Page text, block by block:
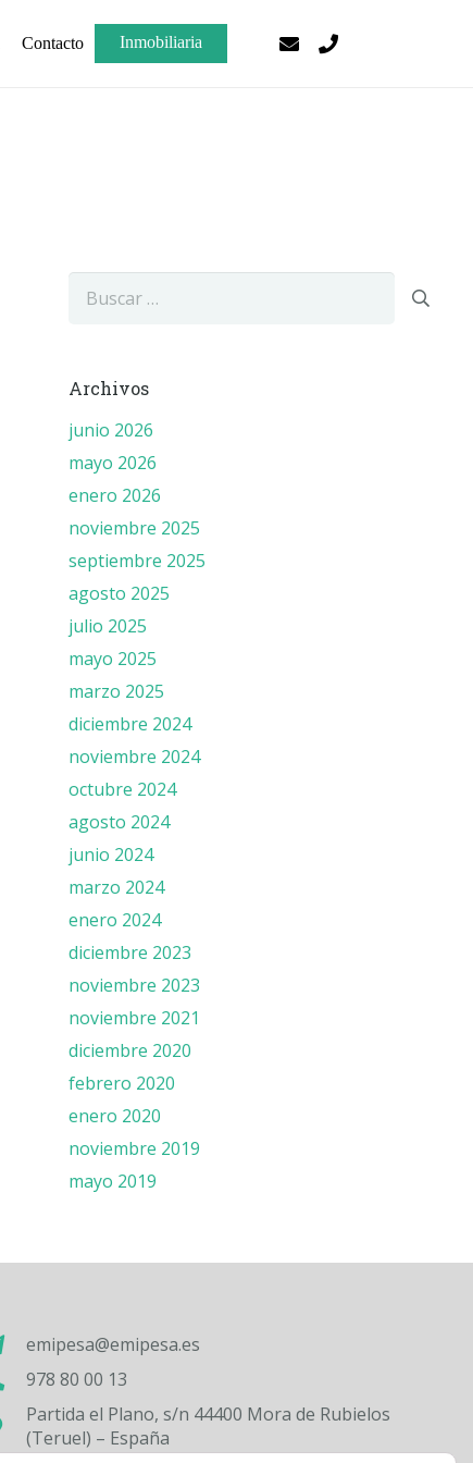
Contacto Inmobiliaria
Archivos
junio 2026
mayo 2026
enero 2026
noviembre 2025
septiembre 2025
agosto 2025
julio 2025
mayo 2025
marzo 2025
diciembre 2024
noviembre 2024
octubre 2024
agosto 2024
junio 2024
marzo 2024
enero 2024
diciembre 2023
noviembre 2023
noviembre 2021
diciembre 2020
febrero 2020
enero 2020
noviembre 2019
mayo 2019
emipesa@emipesa.es
978 80 00 13
Partida el Plano, s/n 44400 Mora de Rubielos
(Teruel) – España